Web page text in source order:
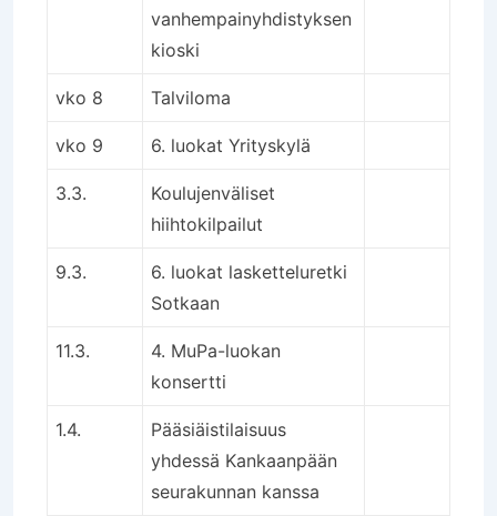
vanhempainyhdistyksen
kioski
vko 8 Talviloma
vko 9 6. luokat Yrityskylä
3.3.
Koulujenväliset
hiihtokilpailut
9.3.
6. luokat lasketteluretki
Sotkaan
11.3.
4. MuPa-luokan
konsertti
1.4.
Pääsiäistilaisuus
yhdessä Kankaanpään
seurakunnan kanssa